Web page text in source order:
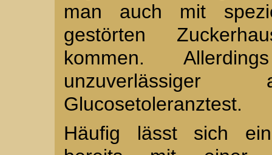
man auch mit
gestörten
kommen.
Glucosetoleranztest.
Häufig lässt sich ein